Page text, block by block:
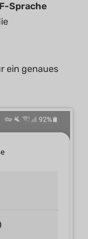
Sprache
ein genaues